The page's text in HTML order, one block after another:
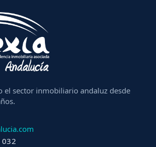
el sector inmobiliario andaluz desde
032